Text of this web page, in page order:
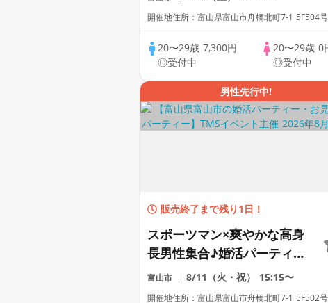
開催地住所：富山県富山市舟橋北町7-1 5F504
20〜29歳 7,300円
◎受付中
20〜29歳 0
◎受付中
男性先行中!
販売終了まで残り1日！
スポーツマン×爽やかな高身
長男性集合♪婚活パーティ
ー・街コン ～真剣な出会い
～
富山市 8/11（火・祝） 15:15〜
開催地住所：富山県富山市舟橋北町7-1 5F502